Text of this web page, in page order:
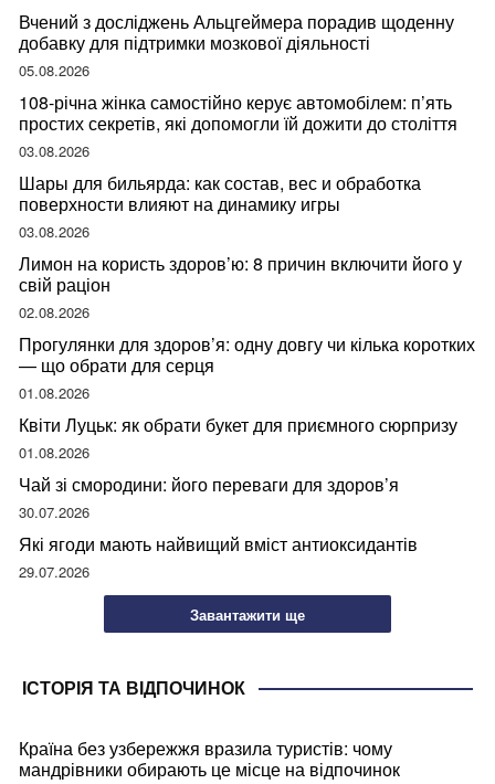
Вчений з досліджень Альцгеймера порадив щоденну
добавку для підтримки мозкової діяльності
05.08.2026
108-річна жінка самостійно керує автомобілем: п’ять
простих секретів, які допомогли їй дожити до століття
03.08.2026
Шары для бильярда: как состав, вес и обработка
поверхности влияют на динамику игры
03.08.2026
Лимон на користь здоров’ю: 8 причин включити його у
свій раціон
02.08.2026
Прогулянки для здоров’я: одну довгу чи кілька коротких
— що обрати для серця
01.08.2026
Квіти Луцьк: як обрати букет для приємного сюрпризу
01.08.2026
Чай зі смородини: його переваги для здоров’я
30.07.2026
Які ягоди мають найвищий вміст антиоксидантів
29.07.2026
Завантажити ще
ІСТОРІЯ ТА ВІДПОЧИНОК
Країна без узбережжя вразила туристів: чому
мандрівники обирають це місце на відпочинок